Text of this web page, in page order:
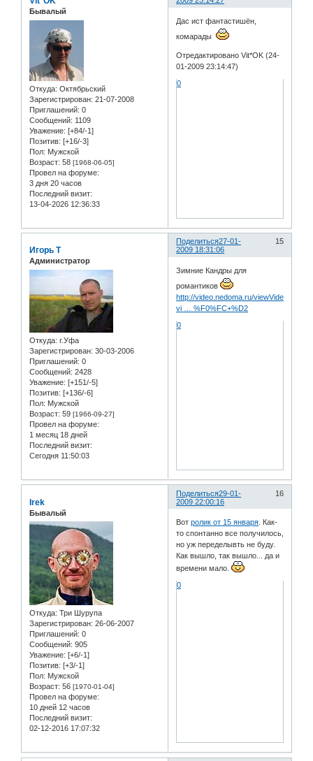
Бывалый
Откуда: Oктябрьский
Зарегистрирован: 21-07-2008
Приглашений: 0
Сообщений: 1109
Уважение: [+84/-1]
Позитив: [+16/-3]
Пол: Мужской
Возраст: 58 [1968-06-05]
Провел на форуме:
3 дня 20 часов
Последний визит:
13-04-2026 12:36:33
Дас ист фантастишён,
комарады
Отредактировано Vit*OK (24-
01-2009 23:14:47)
0
Поделиться 15
27-01-
2009 18:31:06
Игорь Т
Администратор
Откуда: г.Уфа
Зарегистрирован: 30-03-2006
Приглашений: 0
Сообщений: 2428
Уважение: [+151/-5]
Позитив: [+136/-6]
Пол: Мужской
Возраст: 59 [1966-09-27]
Провел на форуме:
1 месяц 18 дней
Последний визит:
Сегодня 11:50:03
Зимние Кандры для
романтиков
http://video.nedoma.ru/viewVideo.php?
vi … %F0%FC+%D2
0
Поделиться 16
29-01-
2009 22:00:16
Irek
Бывалый
Откуда: Три Шурупа
Зарегистрирован: 26-06-2007
Приглашений: 0
Сообщений: 905
Уважение: [+6/-1]
Позитив: [+3/-1]
Пол: Мужской
Возраст: 56 [1970-01-04]
Провел на форуме:
10 дней 12 часов
Последний визит:
02-12-2016 17:07:32
Вотролик от 15 января . Как-
то спонтанно все получилось,
но уж переделывть не буду.
Как вышло, так вышло... да и
времени мало.
0